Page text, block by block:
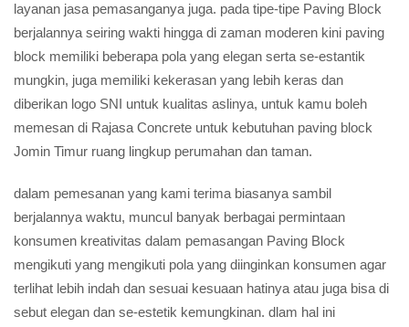
layanan jasa pemasanganya juga. pada tipe-tipe Paving Block
berjalannya seiring wakti hingga di zaman moderen kini paving
block memiliki beberapa pola yang elegan serta se-estantik
mungkin, juga memiliki kekerasan yang lebih keras dan
diberikan logo SNI untuk kualitas aslinya, untuk kamu boleh
memesan di Rajasa Concrete untuk kebutuhan paving block
Jomin Timur ruang lingkup perumahan dan taman.
dalam pemesanan yang kami terima biasanya sambil
berjalannya waktu, muncul banyak berbagai permintaan
konsumen kreativitas dalam pemasangan Paving Block
mengikuti yang mengikuti pola yang diinginkan konsumen agar
terlihat lebih indah dan sesuai kesuaan hatinya atau juga bisa di
sebut elegan dan se-estetik kemungkinan. dlam hal ini